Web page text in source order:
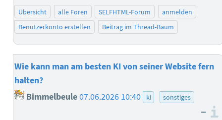
Übersicht alle Foren SELFHTML-Forum
anmelden
Benutzerkonto erstellen
Beitrag im Thread-Baum
Wie kann man am besten KI von seiner Website fern
halten?
Bimmelbeule07.06.2026 10:40 ki sonstiges
–